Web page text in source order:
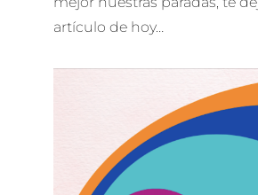
artículo de hoy…